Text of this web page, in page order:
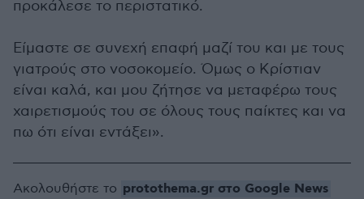
προκάλεσε το περιστατικό.
Είμαστε σε συνεχή επαφή μαζί του και με τους
γιατρούς στο νοσοκομείο. Όμως ο Κρίστιαν
είναι καλά, και μου ζήτησε να μεταφέρω τους
χαιρετισμούς του σε όλους τους παίκτες και να
πω ότι είναι εντάξει».
Ακολουθήστε το protothema.gr στο Google News